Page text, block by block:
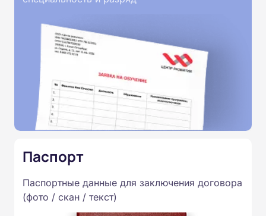
Паспорт
Паспортные данные для заключения договора
(фото / скан / текст)